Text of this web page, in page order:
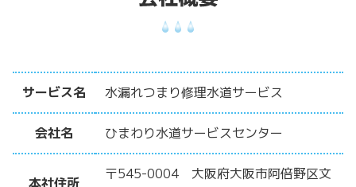
サービス名 水漏れつまり修理水道サービス
会社名 ひまわり水道サービスセンター
本社住所
〒545-0004 大阪府大阪市阿倍野区文